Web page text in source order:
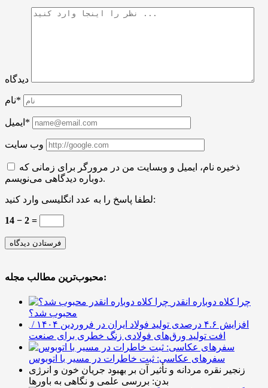
دیدگاه
نام*
ایمیل*
وب سایت
ذخیره نام، ایمیل و وبسایت من در مرورگر برای زمانی که
دوباره دیدگاهی می‌نویسم.
لطفا پاسخ را به عدد انگلیسی وارد کنید:
14 − 2 =
محبوب‌ترین مطالب مجله:
چرا کلاه دوباره انقدر
محبوب شد؟
افزایش ۴.۶ درصدی تولید فولاد ایران در فروردین ۱۴۰۴ /
افت تولید ورق‌های فولادی زنگ خطری برای صنعت
سفرهای عکاسی: ثبت خاطرات در مسیر با اتوبوس
زنجیر نقره مردانه و تأثیر آن بر بهبود جریان خون و انرژی
بدن: بررسی علمی و نگاهی به باورها